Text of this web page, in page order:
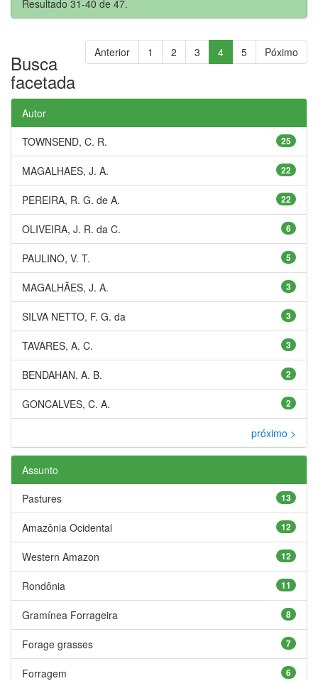
Resultado 31-40 de 47.
Anterior 1 2 3 4 5 Póximo
Busca
facetada
Autor
25
TOWNSEND, C. R.
22
MAGALHAES, J. A.
22
PEREIRA, R. G. de A.
6
OLIVEIRA, J. R. da C.
5
PAULINO, V. T.
3
MAGALHÃES, J. A.
3
SILVA NETTO, F. G. da
3
TAVARES, A. C.
2
BENDAHAN, A. B.
2
GONCALVES, C. A.
próximo >
Assunto
13
Pastures
12
Amazônia Ocidental
12
Western Amazon
11
Rondônia
8
Gramínea Forrageira
7
Forage grasses
6
Forragem